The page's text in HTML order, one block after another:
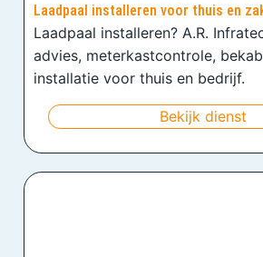
Laadpaal installeren voor thuis en
Laadpaal installeren? A.R.
advies, meterkastcontrole,
installatie voor thuis en bedrijf.
Bekijk dienst